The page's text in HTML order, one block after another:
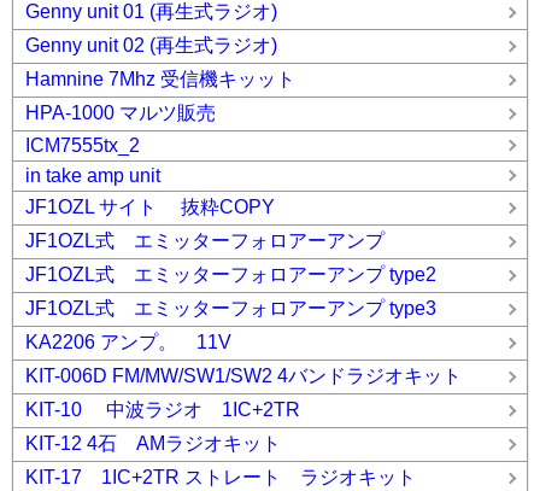
Genny unit 01 (再生式ラジオ)
Genny unit 02 (再生式ラジオ)
Hamnine 7Mhz 受信機キッット
HPA-1000 マルツ販売
ICM7555tx_2
in take amp unit
JF1OZL サイト 抜粋COPY
JF1OZL式 エミッターフォロアーアンプ
JF1OZL式 エミッターフォロアーアンプ type2
JF1OZL式 エミッターフォロアーアンプ type3
KA2206 アンプ。 11V
KIT-006D FM/MW/SW1/SW2 4バンドラジオキット
KIT-10 中波ラジオ 1IC+2TR
KIT-12 4石 AMラジオキット
KIT-17 1IC+2TR ストレート ラジオキット